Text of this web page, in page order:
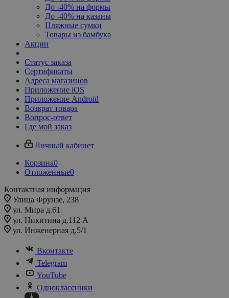
До -40% на формы
До -40% на казаны
Пляжные сумки
Товары из бамбука
Акции
Статус заказа
Сертификаты
Адреса магазинов
Приложение iOS
Приложение Android
Возврат товара
Вопрос-ответ
Где мой заказ
Личный кабинет
Корзина0
Отложенные0
Контактная информация
Улица Фрунзе, 238​
ул. Мира д.61
ул. Никитина д.112 А
ул. Инженерная д.5/1
Вконтакте
Telegram
YouTube
Одноклассники